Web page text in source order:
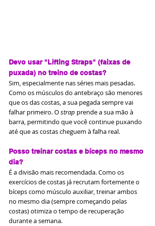
Devo usar "Lifting Straps" (faixas de
puxada) no treino de costas?
Sim, especialmente nas séries mais pesadas.
Como os músculos do antebraço são menores
que os das costas, a sua pegada sempre vai
falhar primeiro. O strap prende a sua mão à
barra, permitindo que você continue puxando
até que as costas cheguem à falha real.
Posso treinar costas e bíceps no mesmo
dia?
É a divisão mais recomendada. Como os
exercícios de costas já recrutam fortemente o
bíceps como músculo auxiliar, treinar ambos
no mesmo dia (sempre começando pelas
costas) otimiza o tempo de recuperação
durante a semana.